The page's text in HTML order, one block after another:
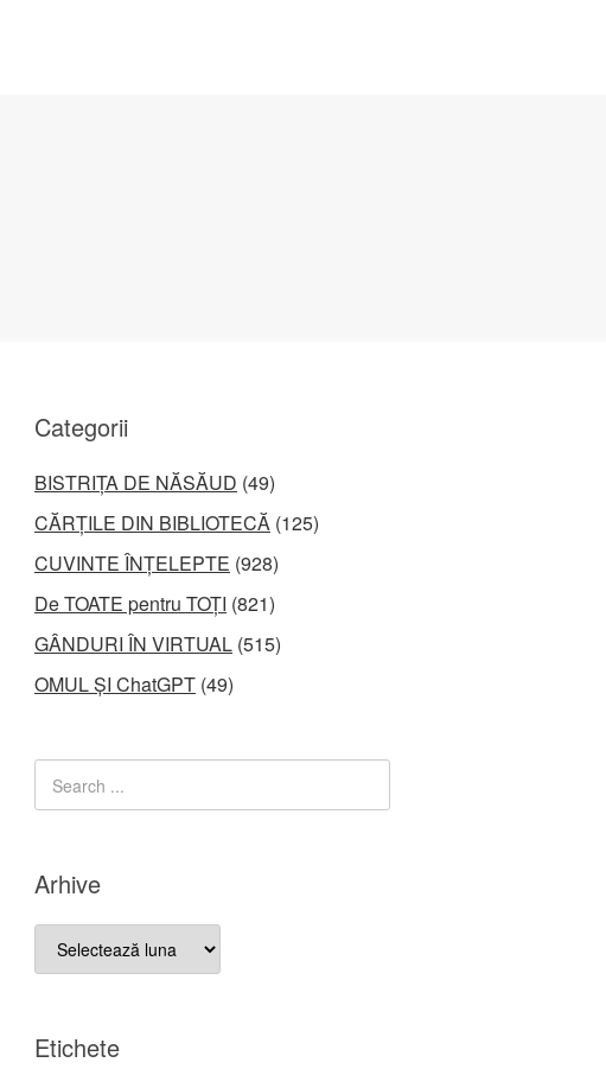
Categorii
BISTRIȚA DE NĂSĂUD (49)
CĂRȚILE DIN BIBLIOTECĂ (125)
CUVINTE ÎNȚELEPTE (928)
De TOATE pentru TOȚI (821)
GÂNDURI ÎN VIRTUAL (515)
OMUL ȘI ChatGPT (49)
Arhive
Arhive
Etichete